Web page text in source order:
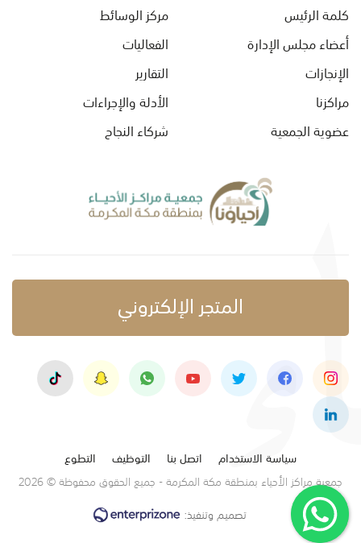
كلمة الرئيس
أعضاء مجلس الإدارة
الإنجازات
مراكزنا
عضوية الجمعية
مركز الوسائط
الفعاليات
التقارير
الأدلة والإجراءات
شركاء النجاح
المتجر الإلكتروني
سياسة الاستخدام اتصل بنا التوظيف
التطوع
جمعية مراكز الأحياء بمنطقة مكة المكرمة - جميع الحقوق محفوظة © 2026
تصميم وتنفيذ: